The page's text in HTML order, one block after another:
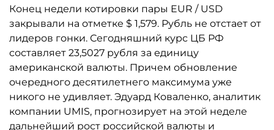
Конец недели котировки пары EUR / USD
закрывали на отметке $ 1,579. Рубль не отстает от
лидеров гонки. Сегодняшний курс ЦБ РФ
составляет 23,5027 рубля за единицу
американской валюты. Причем обновление
очередного десятилетнего максимума уже
никого не удивляет. Эдуард Коваленко, аналитик
компании UMIS, прогнозирует на этой неделе
дальнейший рост российской валюты и